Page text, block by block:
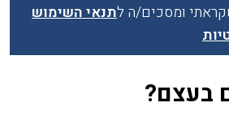
ומסכים/ה לתנאי השימוש
בעצם?